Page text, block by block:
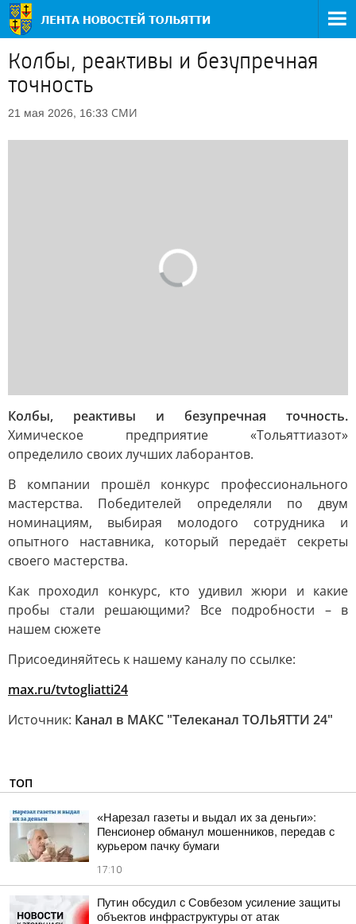
Колбы, реактивы и безупречная
точность
21 мая 2026, 16:33 СМИ
Колбы, реактивы и безупречная точность.
Химическое предприятие «Тольяттиазот»
определило своих лучших лаборантов.
В компании прошёл конкурс профессионального
мастерства. Победителей определяли по двум
номинациям, выбирая молодого сотрудника и
опытного наставника, который передаёт секреты
своего мастерства.
Как проходил конкурс, кто удивил жюри и какие
пробы стали решающими? Все подробности – в
нашем сюжете
Присоединяйтесь к нашему каналу по ссылке:
max.ru/tvtogliatti24
Источник: Канал в МАКС "Телеканал ТОЛЬЯТТИ 24"
ТОП
«Нарезал газеты и выдал их за деньги»:
Пенсионер обманул мошенников, передав с
курьером пачку бумаги
17:10
Путин обсудил с Совбезом усиление защиты
объектов инфраструктуры от атак